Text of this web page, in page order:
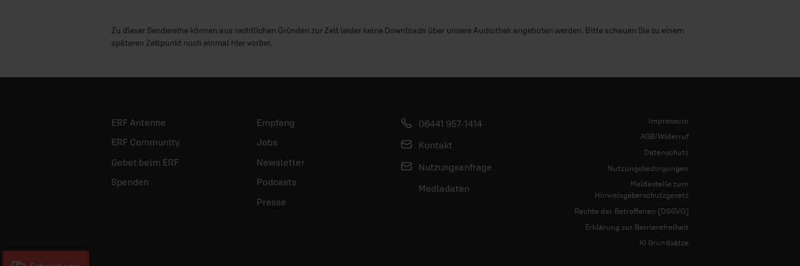
Zu dieser Sendereihe können aus rechtlichen Gründen zur Zeit leider keine Downloads über unsere Audiothek angeboten werden. Bitte schauen Sie zu einem
späteren Zeitpunkt noch einmal hier vorbei.
ERF Antenne
ERF Community
Gebet beim ERF
Spenden
Empfang
Jobs
Newsletter
Podcasts
Presse
06441 957-1414
Kontakt
Nutzungsanfrage
Mediadaten
Impressum
AGB/Widerruf
Datenschutz
Nutzungsbedingungen
Meldestelle zum
Hinweisgeberschutzgesetz
Rechte der Betroffenen (DSGVO)
Erklärung zur Barrierefreiheit
KI Grundsätze